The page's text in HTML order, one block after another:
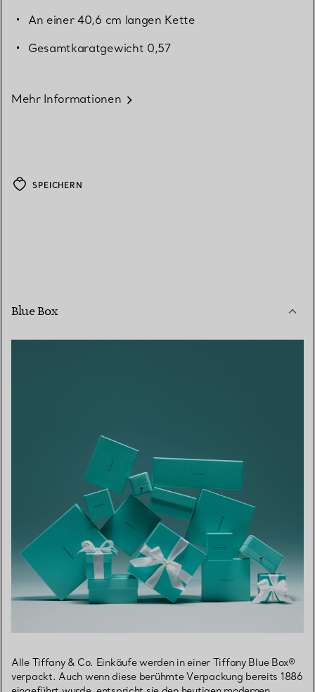
An einer 40,6 cm langen Kette
Gesamtkaratgewicht 0,57
Mehr Informationen
SPEICHERN
Blue Box
Alle Tiffany & Co. Einkäufe werden in einer Tiffany Blue Box®
verpackt. Auch wenn diese berühmte Verpackung bereits 1886